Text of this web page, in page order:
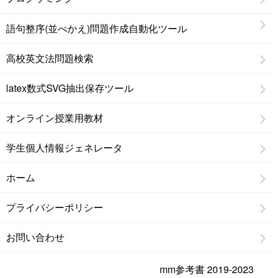
語句整序(並べかえ)問題作成自動化ツール
高校英文法問題検索
latex数式SVG抽出保存ツール
オンライン授業用教材
学生個人情報ジェネレータ
ホーム
プライバシーポリシー
お問い合わせ
mm参考書 2019-2023